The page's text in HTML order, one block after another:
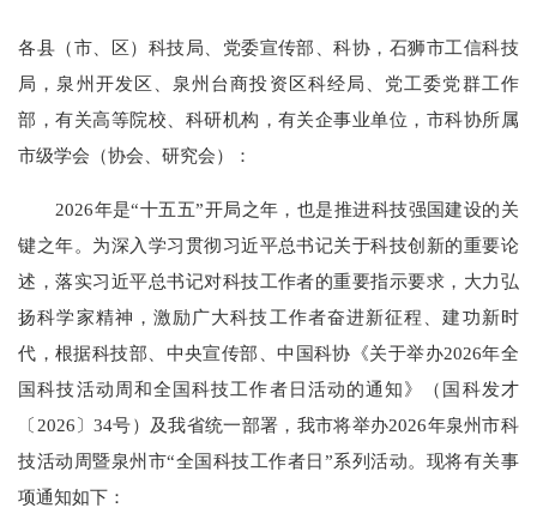
各县（市、区）科技局、党委宣传部、科协，石狮市工信科技
局，泉州开发区、泉州台商投资区科经局、党工委党群工作
部，有关高等院校、科研机构，有关企事业单位，市科协所属
市级学会（协会、研究会）：
2026年是“十五五”开局之年，也是推进科技强国建设的关
键之年。为深入学习贯彻习近平总书记关于科技创新的重要论
述，落实习近平总书记对科技工作者的重要指示要求，大力弘
扬科学家精神，激励广大科技工作者奋进新征程、建功新时
代，根据科技部、中央宣传部、中国科协《关于举办2026年全
国科技活动周和全国科技工作者日活动的通知》（国科发才
〔2026〕34号）及我省统一部署，我市将举办2026年泉州市科
技活动周暨泉州市“全国科技工作者日”系列活动。现将有关事
项通知如下：